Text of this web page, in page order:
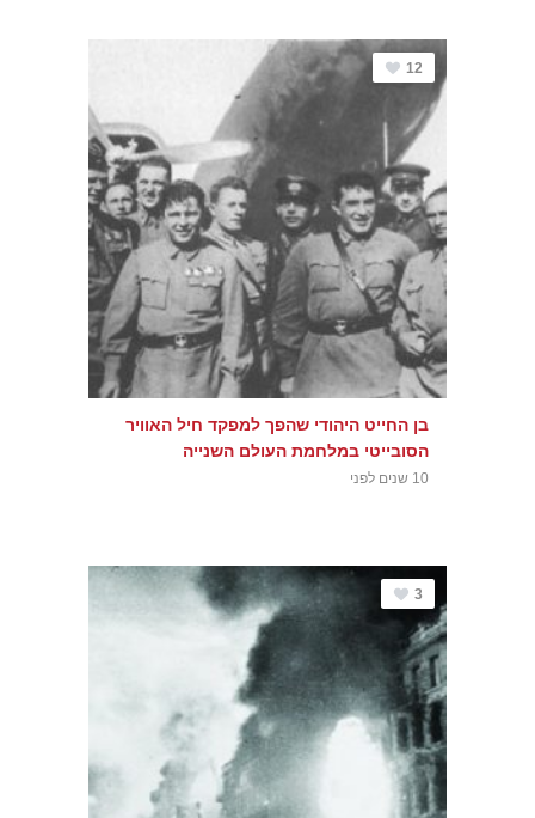
12
בן החייט היהודי שהפך למפקד חיל האוויר
הסובייטי במלחמת העולם השנייה
10 שנים לפני
3